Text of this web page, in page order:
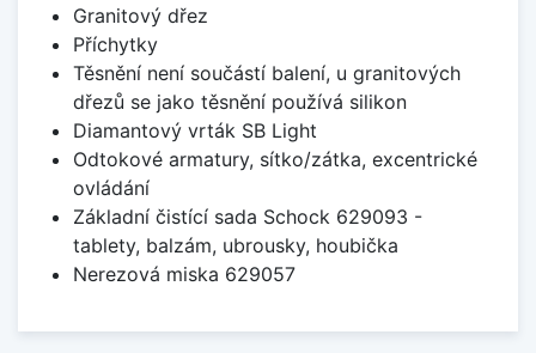
Granitový dřez
Příchytky
Těsnění není součástí balení, u granitových
dřezů se jako těsnění používá silikon
Diamantový vrták SB Light
Odtokové armatury, sítko/zátka, excentrické
ovládání
Základní čistící sada Schock 629093 -
tablety, balzám, ubrousky, houbička
Nerezová miska 629057